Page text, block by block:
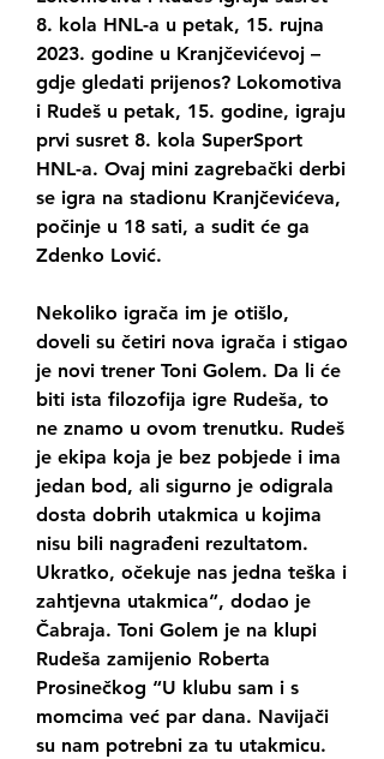
8. kola HNL-a u petak, 15. rujna
2023. godine u Kranjčevićevoj –
gdje gledati prijenos? Lokomotiva
i Rudeš u petak, 15. godine, igraju
prvi susret 8. kola SuperSport
HNL-a. Ovaj mini zagrebački derbi
se igra na stadionu Kranjčevićeva,
počinje u 18 sati, a sudit će ga
Zdenko Lović.
Nekoliko igrača im je otišlo,
doveli su četiri nova igrača i stigao
je novi trener Toni Golem. Da li će
biti ista filozofija igre Rudeša, to
ne znamo u ovom trenutku. Rudeš
je ekipa koja je bez pobjede i ima
jedan bod, ali sigurno je odigrala
dosta dobrih utakmica u kojima
nisu bili nagrađeni rezultatom.
Ukratko, očekuje nas jedna teška i
zahtjevna utakmica”, dodao je
Čabraja. Toni Golem je na klupi
Rudeša zamijenio Roberta
Prosinečkog “U klubu sam i s
momcima već par dana. Navijači
su nam potrebni za tu utakmicu.